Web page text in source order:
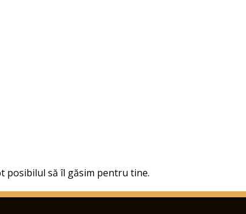
posibilul să îl găsim pentru tine.